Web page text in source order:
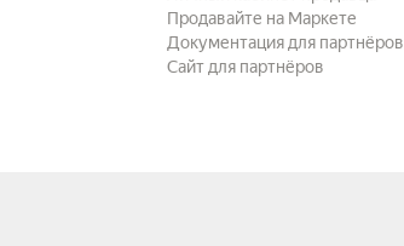
Продавайте на Маркете
Документация для партнёров
Сайт для партнёров